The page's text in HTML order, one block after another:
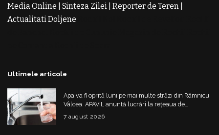
Media Online
Sinteza Zilei Reporter de Teren
Actualitati Doljene
Ultimele articole
Apa va fi oprită luni pe mai multe străzi din Râmnicu
Vâlcea. APAVIL anunță lucrări la rețeaua de
alimentare
7 august 2026